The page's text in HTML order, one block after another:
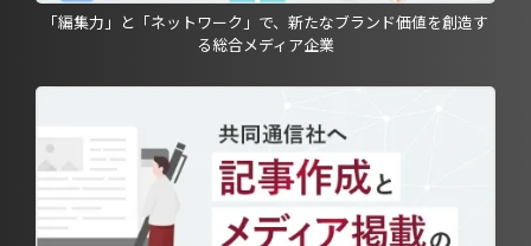
「編集力」と「ネットワーク」で、新たなブランド価値を創造す
る総合メディア企業